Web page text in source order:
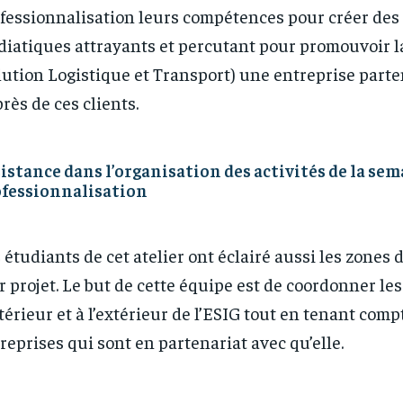
and you / year
Pay now and you get access to exclusive
news and articles for a whole year.
By
every
opt
and you / year
Pay now and you get access to exclusive
news and articles for a whole year.
By
every
opt
leurs compétences pour créer
attrayants et percutant pour promouvoir
Logistique et Transport) une entreprise
de ces clients.
dans l’organisation des activités de la
étudiants de cet atelier ont éclairé aussi les zones
projet. Le but de cette équipe est de coordonner
et à l’extérieur de l’ESIG tout en tenant
qui sont en partenariat avec qu’elle.